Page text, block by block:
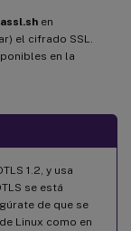
en
el cifrado SSL.
en la
1.2, y usa
se está
de que se
Linux como en